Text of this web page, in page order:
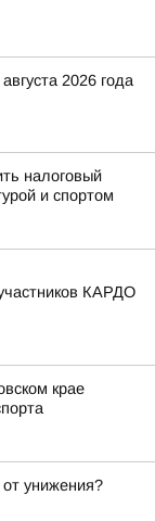
2026 года
налоговый
и спортом
КАРДО
крае
от унижения?